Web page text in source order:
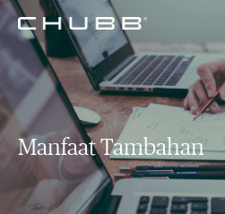
Manfaat Tambahan